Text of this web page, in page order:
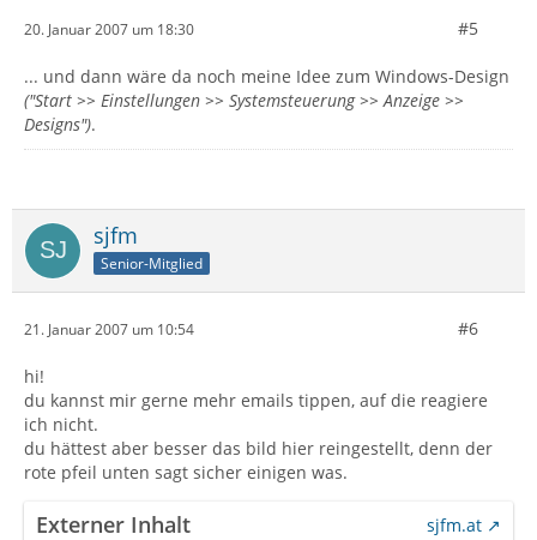
20. Januar 2007 um 18:30 #5
... und dann wäre da noch meine Idee zum Windows-Design
("Start >> Einstellungen >> Systemsteuerung >> Anzeige >>
Designs").
sjfm
Senior-Mitglied
21. Januar 2007 um 10:54 #6
hi!
du kannst mir gerne mehr emails tippen, auf die reagiere
ich nicht.
du hättest aber besser das bild hier reingestellt, denn der
rote pfeil unten sagt sicher einigen was.
Externer Inhalt
sjfm.at